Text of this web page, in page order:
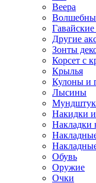
Веера
Другие
Зонты
Корсет с
Крылья
Кулоны и
Лысины
Накидки
Накладки
Обувь
Оружие
Очки